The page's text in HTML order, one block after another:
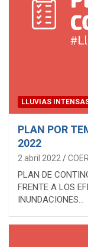
LLUVIAS
PLAN POR
2022
2 abril 2022
PLAN DE
FRENTE A LOS
INUNDACIONES…